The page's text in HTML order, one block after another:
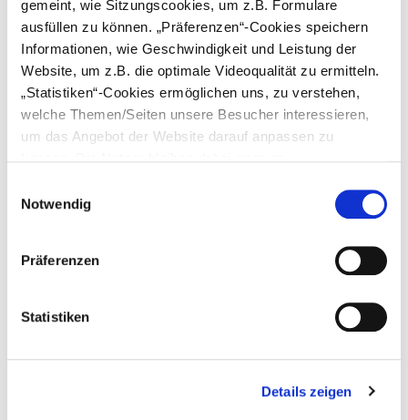
gemeint, wie Sitzungscookies, um z.B. Formulare
ausfüllen zu können. „Präferenzen“-Cookies speichern
Informationen, wie Geschwindigkeit und Leistung der
Website, um z.B. die optimale Videoqualität zu ermitteln.
„Statistiken“-Cookies ermöglichen uns, zu verstehen,
welche Themen/Seiten unsere Besucher interessieren,
um das Angebot der Website darauf anpassen zu
Notwendig
Präferenzen
Statistiken
Details zeigen
vorgenommen werden, muss der
Differenzbetrag von der Patientin oder
dem Patienten selbst übernommen
werden.
Stand: 04.02.2025
Qualität hat ihren Preis